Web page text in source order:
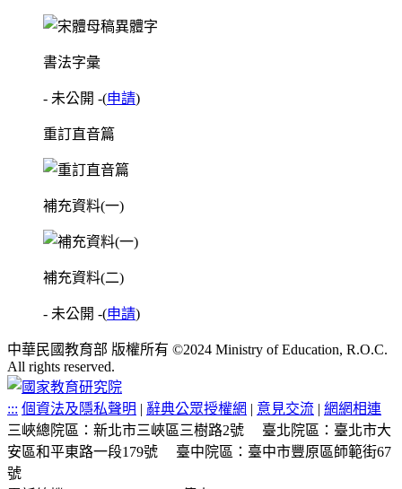
書法字彙
- 未公開 -(申請)
重訂直音篇
補充資料(一)
補充資料(二)
- 未公開 -(申請)
中華民國教育部 版權所有 ©2024 Ministry of Education, R.O.C.
All rights reserved.
::: 個資法及隱私聲明 | 辭典公眾授權網 | 意見交流 | 網網相連
三峽總院區：新北市三峽區三樹路2號
臺北院區：臺北市大
安區和平東路一段179號
臺中院區：臺中市豐原區師範街67
號